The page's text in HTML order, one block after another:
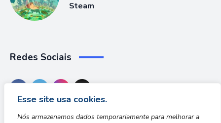
Esse site usa cookies.
Nós armazenamos dados temporariamente para melhorar a
Steam
Redes Sociais